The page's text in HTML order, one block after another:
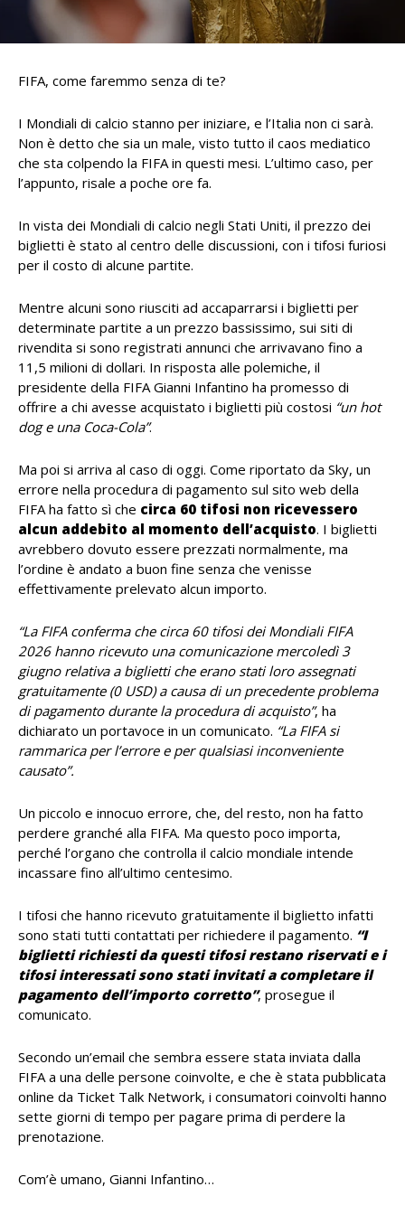
FIFA, come faremmo senza di te?
I Mondiali di calcio stanno per iniziare, e l’Italia non ci sarà.
Non è detto che sia un male, visto tutto il caos mediatico
che sta colpendo la FIFA in questi mesi. L’ultimo caso, per
l’appunto, risale a poche ore fa.
In vista dei Mondiali di calcio negli Stati Uniti, il prezzo dei
biglietti è stato al centro delle discussioni, con i tifosi furiosi
per il costo di alcune partite.
Mentre alcuni sono riusciti ad accaparrarsi i biglietti per
determinate partite a un prezzo bassissimo, sui siti di
rivendita si sono registrati annunci che arrivavano fino a
11,5 milioni di dollari. In risposta alle polemiche, il
presidente della FIFA Gianni Infantino ha promesso di
offrire a chi avesse acquistato i biglietti più costosi “un hot
dog e una Coca-Cola”.
Ma poi si arriva al caso di oggi. Come riportato da Sky, un
errore nella procedura di pagamento sul sito web della
FIFA ha fatto sì che circa 60 tifosi non ricevessero
alcun addebito al momento dell’acquisto. I biglietti
avrebbero dovuto essere prezzati normalmente, ma
l’ordine è andato a buon fine senza che venisse
effettivamente prelevato alcun importo.
“La FIFA conferma che circa 60 tifosi dei Mondiali FIFA
2026 hanno ricevuto una comunicazione mercoledì 3
giugno relativa a biglietti che erano stati loro assegnati
gratuitamente (0 USD) a causa di un precedente problema
di pagamento durante la procedura di acquisto”, ha
dichiarato un portavoce in un comunicato. “La FIFA si
rammarica per l’errore e per qualsiasi inconveniente
causato”.
Un piccolo e innocuo errore, che, del resto, non ha fatto
perdere granché alla FIFA. Ma questo poco importa,
perché l’organo che controlla il calcio mondiale intende
incassare fino all’ultimo centesimo.
I tifosi che hanno ricevuto gratuitamente il biglietto infatti
sono stati tutti contattati per richiedere il pagamento. “I
biglietti richiesti da questi tifosi restano riservati e i
tifosi interessati sono stati invitati a completare il
pagamento dell’importo corretto”, prosegue il
comunicato.
Secondo un’email che sembra essere stata inviata dalla
FIFA a una delle persone coinvolte, e che è stata pubblicata
online da Ticket Talk Network, i consumatori coinvolti hanno
sette giorni di tempo per pagare prima di perdere la
prenotazione.
Com’è umano, Gianni Infantino…